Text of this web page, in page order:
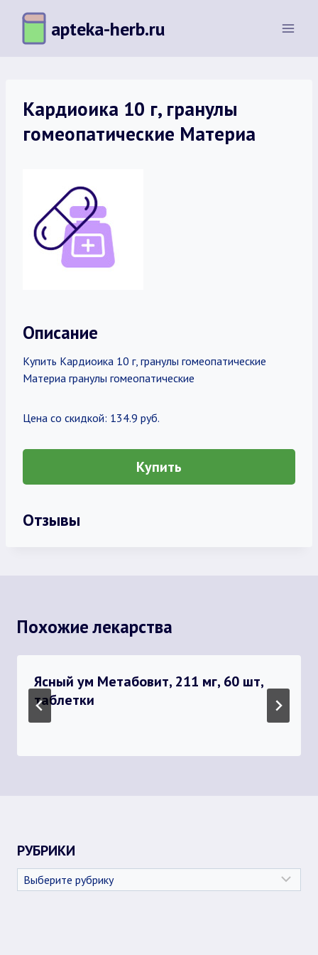
Перейти
содержимому
apteka-herb.ru
Кардиоика 10 г, гранулы
гомеопатические Материа
Описание
Купить Кардиоика 10 г, гранулы гомеопатические
Материа гранулы гомеопатические
Цена со скидкой: 134.9 руб.
Купить
Отзывы
Похожие лекарства
Ясный ум Метабовит, 211 мг, 60 шт,
таблетки
РУБРИКИ
Рубрики